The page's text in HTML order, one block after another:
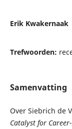
Erik Kwakernaak
Trefwoorden:
Samenvatting
Over Siebrich de
Catalyst for